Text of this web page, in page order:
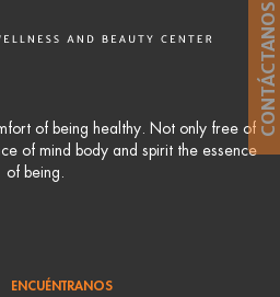
CONTÁCTANOS
of being healthy. Not only free of
of mind body and spirit the essence
of being.
ENCUÉNTRANOS